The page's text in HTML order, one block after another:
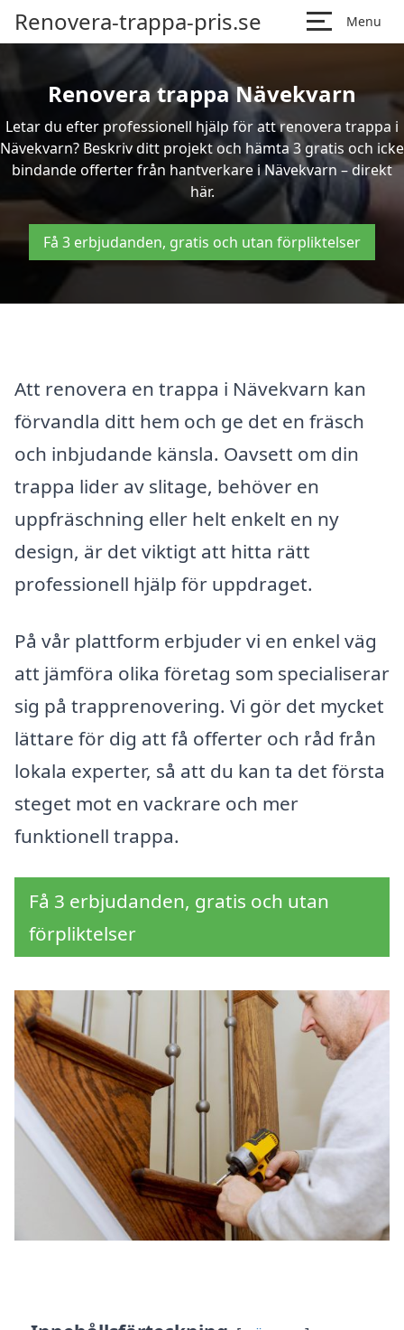
Renovera-trappa-pris.se Menu
Renovera trappa Nävekvarn
Letar du efter professionell hjälp för att renovera trappa i
Nävekvarn? Beskriv ditt projekt och hämta 3 gratis och icke
bindande offerter från hantverkare i Nävekvarn – direkt
här.
Få 3 erbjudanden, gratis och utan förpliktelser
Att renovera en trappa i Nävekvarn kan
förvandla ditt hem och ge det en fräsch
och inbjudande känsla. Oavsett om din
trappa lider av slitage, behöver en
uppfräschning eller helt enkelt en ny
design, är det viktigt att hitta rätt
professionell hjälp för uppdraget.
På vår plattform erbjuder vi en enkel väg
att jämföra olika företag som specialiserar
sig på trapprenovering. Vi gör det mycket
lättare för dig att få offerter och råd från
lokala experter, så att du kan ta det första
steget mot en vackrare och mer
funktionell trappa.
Få 3 erbjudanden, gratis och utan
förpliktelser